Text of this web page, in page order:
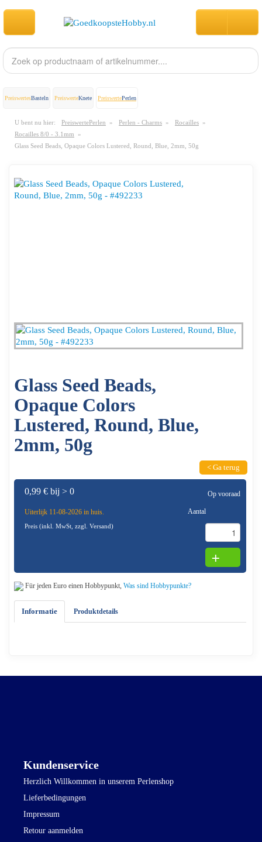
PreiswertesBasteln PreiswerteKnete PreiswertePerlen
U bent nu hier: PreiswertePerlen » Perlen - Charms » Rocailles »
Rocailles 8/0 - 3.1mm »
Glass Seed Beads, Opaque Colors Lustered, Round, Blue, 2mm, 50g
Glass Seed Beads,
Opaque Colors
Lustered, Round, Blue,
2mm, 50g
< Ga terug
0,99 € bij > 0
Uiterlijk 11-08-2026 in huis.
Preis (inkl. MwSt,zzgl. Versand)
Op vooraad
Aantal
Für jeden Euro einen Hobbypunkt,Was sind Hobbypunkte?
Informatie Produktdetails
Kundenservice
Herzlich Willkommen in unserem Perlenshop
Lieferbedingungen
Impressum
Retour aanmelden